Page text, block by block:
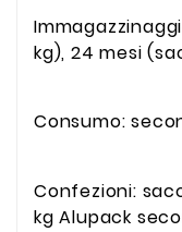
kg), 24 mesi
Consumo:
Confezioni:
kg Alupack